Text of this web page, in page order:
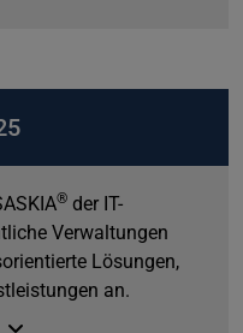
® der IT-
Verwaltungen
Lösungen,
an.